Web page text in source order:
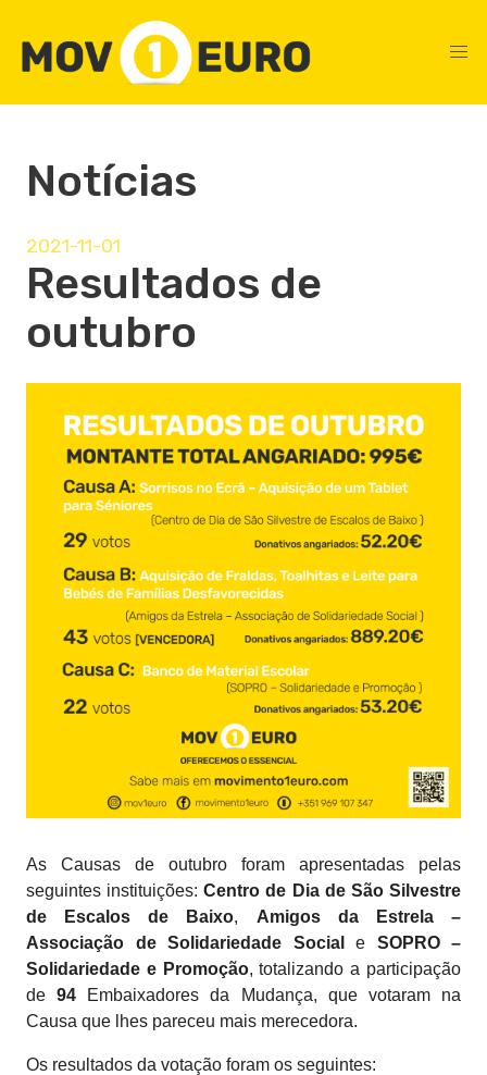
Notícias
2021-11-01
Resultados de
outubro
As Causas de outubro foram apresentadas pelas
seguintes instituições:Centro de Dia de São Silvestre
de Escalos de Baixo, Amigos da Estrela –
Associação de Solidariedade Social
e SOPRO –
Solidariedade e Promoção, totalizando a participação
de94 Embaixadores da Mudança, que votaram na
Causa que lhes pareceu mais merecedora.
Os resultados da votação foram os seguintes: